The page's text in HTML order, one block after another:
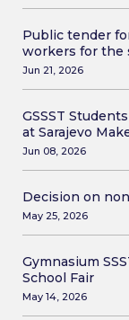
Public tender
workers for the
Jun 21, 2026
GSSST
at Sarajevo
Jun 08, 2026
Decision on
May 25, 2026
Gymnasium
School Fair
May 14, 2026